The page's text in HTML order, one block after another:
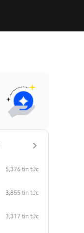
5,376 tin tức
3,855 tin tức
3,317 tin tức